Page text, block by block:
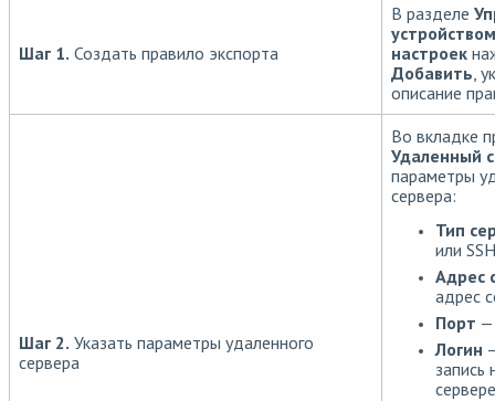
Шаг 1. Создать правило экспорта
В разделе
настроек
Добавить ,
описание
Шаг 2. Указать параметры удаленного
сервера
Во вкладке
Удаленный
параметры
сервера:
Тип
или
Адрес
адрес
Порт —
Логин
запись